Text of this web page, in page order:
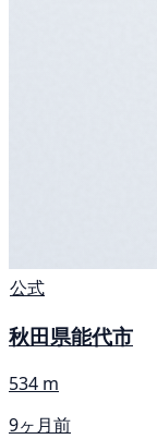
公式
秋田県能代市
534 m
9ヶ月前